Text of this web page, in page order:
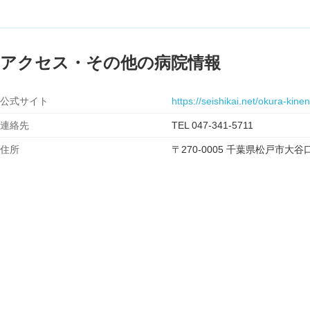
アクセス・その他の病院情報
公式サイト https://seishikai.net/okura-
連絡先 TEL 047-341-5711
住所 〒270-0005 千葉県松戸市大谷